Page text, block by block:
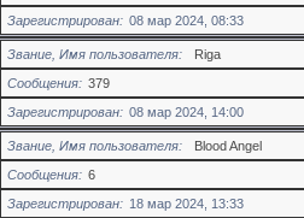
Зарегистрирован
08 мар 2024, 08:33
Звание, Имя пользователя
Riga
Сообщения
379
Зарегистрирован
08 мар 2024, 14:00
Звание, Имя пользователя
Blood Angel
Сообщения
6
Зарегистрирован
18 мар 2024, 13:33